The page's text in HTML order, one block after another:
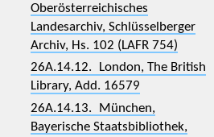
Oberösterreichisches
Landesarchiv, Schlüsselberger
Archiv, Hs. 102 (LAFR 754)
26A.14.12. London, The British
Library, Add. 16579
26A.14.13. München,
Bayerische Staatsbibliothek,